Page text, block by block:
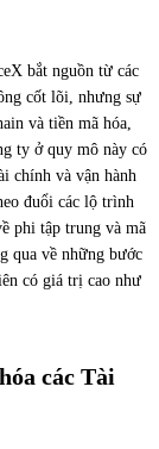
bắt nguồn từ các
cốt lõi, nhưng sự
và tiền mã hóa,
ty ở quy mô này có
chính và vận hành
đuổi các lộ trình
phi tập trung và mã
qua về những bước
có giá trị cao như
các Tài